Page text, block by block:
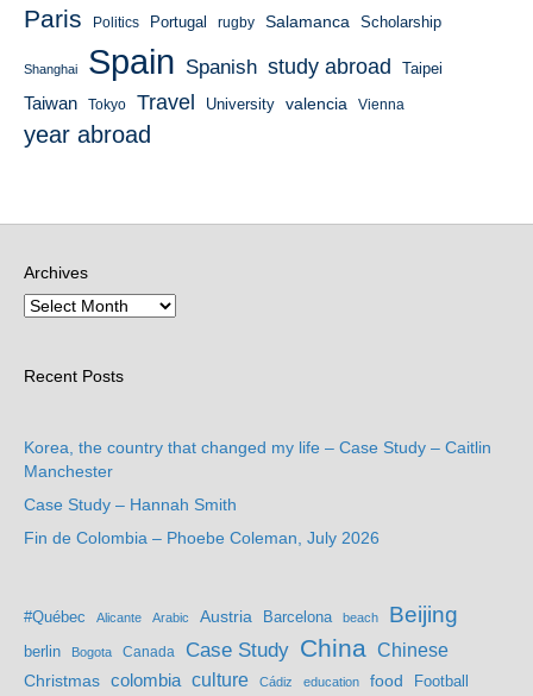
Paris Politics Portugal rugby Salamanca Scholarship
Shanghai Spain Spanish study abroad Taipei
Taiwan Tokyo Travel University valencia Vienna
year abroad
Archives
Recent Posts
Korea, the country that changed my life – Case Study – Caitlin
Manchester
Case Study – Hannah Smith
Fin de Colombia – Phoebe Coleman, July 2026
#Québec Alicante Arabic Austria Barcelona beach Beijing
berlin Bogota Canada Case Study China Chinese
Christmas colombia culture Cádiz education food Football